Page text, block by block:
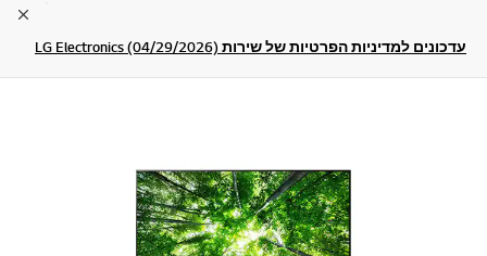
עדכונים למדיניות הפרטיות של שירות LG Electronics (04/29/2026)